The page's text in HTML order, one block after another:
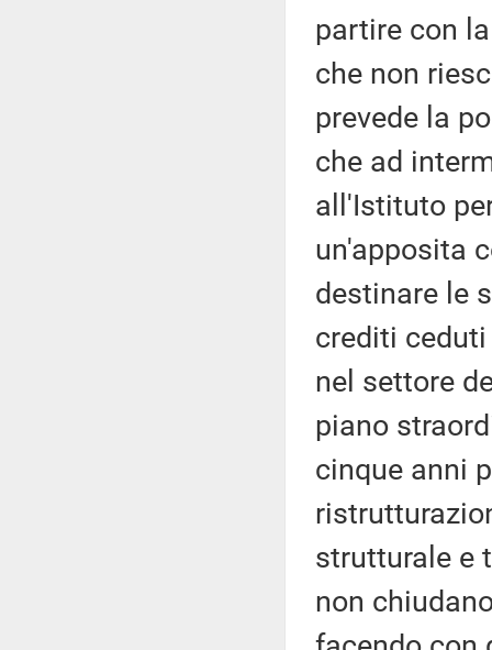
partire con
che non
prevede la
che ad
all'Istituto
un'apposita
destinare le
crediti
nel settore
piano
cinque anni
strutturale e
non